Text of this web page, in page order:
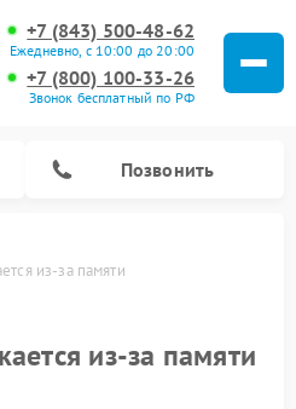
+7 (843) 500-48-62
Ежедневно, с 10:00 до 20:00
+7 (800) 100-33-26
Звонок бесплатный по РФ
Позвонить
из-за памяти
из-за памяти